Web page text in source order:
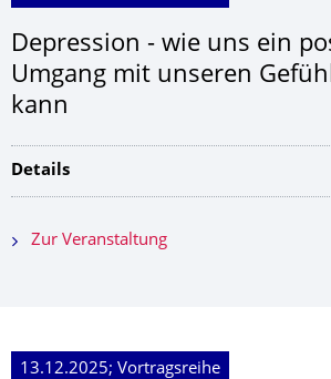
Depression - wie uns ein
Umgang mit unseren
kann
Details
Zur Veranstaltung
13.12.2025; Vortragsreihe